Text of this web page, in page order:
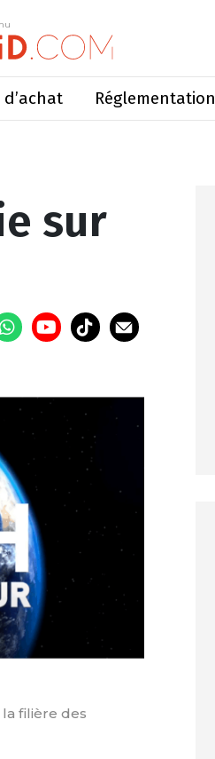
d’achat Réglementation
sur
filière des